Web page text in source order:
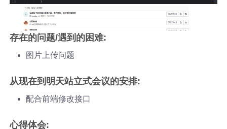
存在的问题/遇到的困难:
图片上传问题
从现在到明天站立式会议的安排:
配合前端修改接口
心得体会: